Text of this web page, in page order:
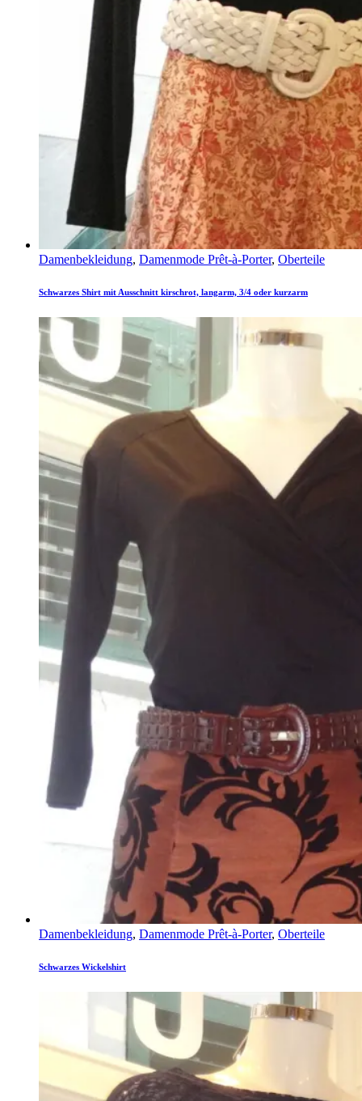
Damenbekleidung, Damenmode Prêt-à-Porter, Oberteile
Schwarzes Shirt mit Ausschnitt kirschrot, langarm, 3/4 oder kurzarm
Damenbekleidung, Damenmode Prêt-à-Porter, Oberteile
Schwarzes Wickelshirt